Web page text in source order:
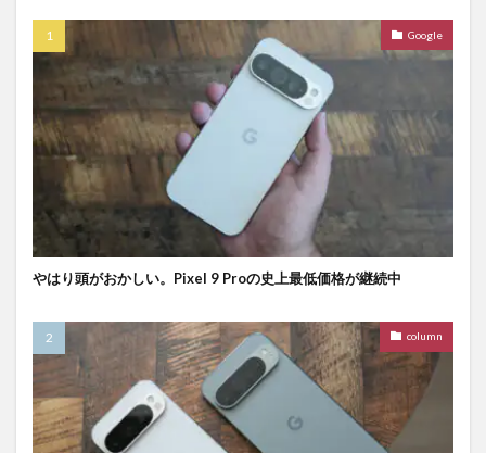
Google
やはり頭がおかしい。Pixel 9 Proの史上最低価格が継続中
column